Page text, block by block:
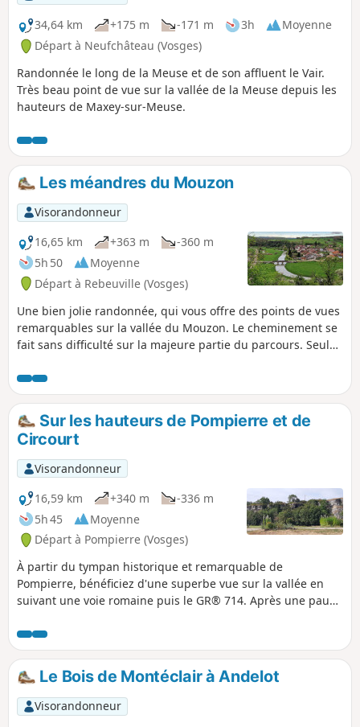
petit effort pour gravir le promontoire sur lequel est
perchée la Citadelle de Langres. En récompense : une vue
splendide au crépuscule !
34,64 km
+175 m -171 m 3h
Moyenne
Départ à Neufchâteau (Vosges)
Randonnée le long de la Meuse et de son affluent le Vair.
Très beau point de vue sur la vallée de la Meuse depuis les
hauteurs de Maxey-sur-Meuse.
Les méandres du Mouzon
Visorandonneur
16,65 km
+363 m
-360 m
5h 50
Moyenne
Départ à Rebeuville (Vosges)
Une bien jolie randonnée, qui vous offre des points de vues
remarquables sur la vallée du Mouzon. Le cheminement se
fait sans difficulté sur la majeure partie du parcours. Seuls
Vers le point (3), la descente caillouteuse vers la grotte
d'enfer, - Après le point (8), la descente, par l'escalier
rudimentaire, face au vide, est un peu vertigineuse.
Sur les hauteurs de Pompierre et de
Circourt
Visorandonneur
16,59 km
+340 m
-336 m
5h 45
Moyenne
Départ à Pompierre (Vosges)
À partir du tympan historique et remarquable de
Pompierre, bénéficiez d'une superbe vue sur la vallée en
suivant une voie romaine puis le GR® 714. Après une pause
calvaire est à voir) et un long passage sous l'ombre des
forêts, traversez Jainvilotte et affrontez la Rue de la Folie
pour rejoindre Pompierre.
Le Bois de Montéclair à Andelot
Visorandonneur